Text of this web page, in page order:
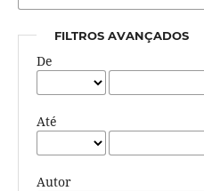
FILTROS AVANÇADOS
De
Até
Autor